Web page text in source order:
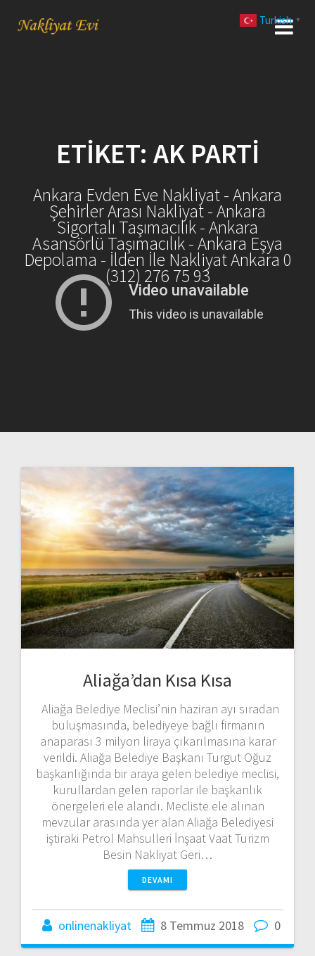
ETIKET: AK PARTI
Ankara Evden Eve Nakliyat - Ankara
Şehirler Arası Nakliyat - Ankara
Sigortalı Taşımacılık - Ankara
Asansörlü Taşımacılık - Ankara Eşya
Depolama - İlden İle Nakliyat Ankara 0
(312) 276 75 93
Aliağa’dan Kısa Kısa
Aliağa Belediye Meclisi’nin haziran ayı sıradan
buluşmasında, belediyeye bağlı firmanın
anaparası 3 milyon liraya çıkarılmasına karar
verildi. Aliağa Belediye Başkanı Turgut Oğuz
başkanlığında bir araya gelen belediye meclisi,
kurullardan gelen raporlar ile başkanlık
önergeleri ele alandı. Mecliste ele alınan
mevzular arasında yer alan Aliağa Belediyesi
iştiraki Petrol Mahsulleri İnşaat Vaat Turizm
Besin Nakliyat Geri…
DEVAMI
onlinenakliyat 8 Temmuz 2018 0
Turkish ▼